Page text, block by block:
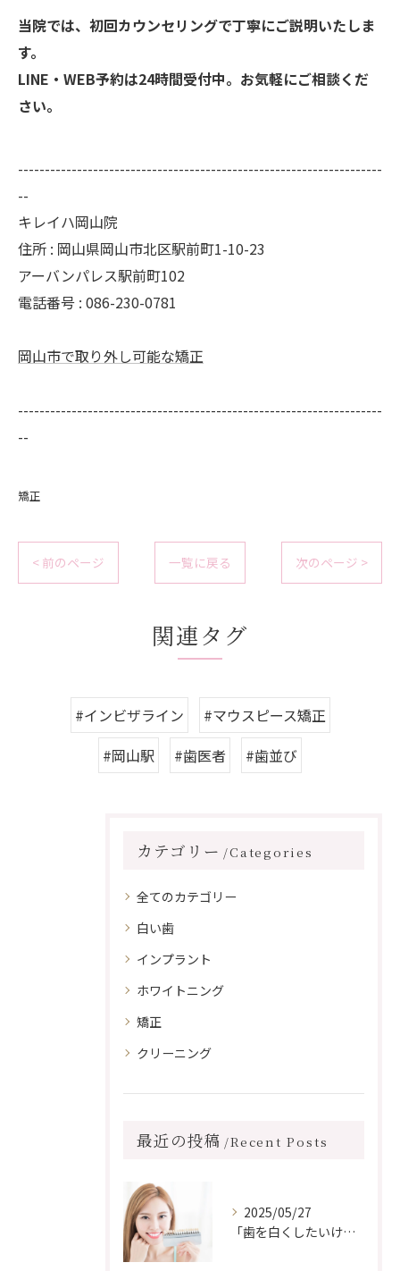
当院では、初回カウンセリングで丁寧にご説明いたしま
す。
LINE・WEB予約は24時間受付中。お気軽にご相談くだ
さい。
--------------------------------------------------------------------
--
キレイハ岡山院
住所 : 岡山県岡山市北区駅前町1-10-23
アーバンパレス駅前町102
電話番号 : 086-230-0781
岡山市で取り外し可能な矯正
--------------------------------------------------------------------
--
矯正
< 前のページ 一覧に戻る 次のページ >
関連タグ
#インビザライン
#マウスピース矯正
#岡山駅
#歯医者 #歯並び
カテゴリー Categories
全てのカテゴリー
白い歯
インプラント
ホワイトニング
矯正
クリーニング
最近の投稿 Recent Posts
2025/05/27
「歯を白くしたいけど、前歯に詰め物がある…ホワイトニングしても浮かない？」